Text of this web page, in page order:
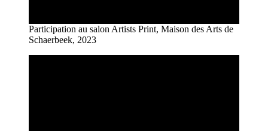
Participation au salon Artists Print, Maison des Arts de
Schaerbeek, 2023